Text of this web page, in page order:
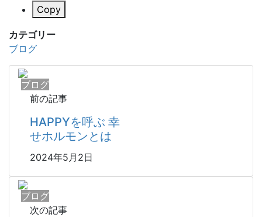
Copy
カテゴリー
ブログ
ブログ
前の記事
HAPPYを呼ぶ 幸
せホルモンとは
2024年5月2日
ブログ
次の記事